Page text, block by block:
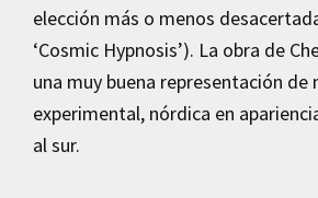
elección más o menos
‘Cosmic Hypnosis’). La obra de
una muy buena representación de
experimental, nórdica en
al sur.